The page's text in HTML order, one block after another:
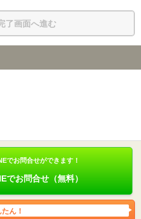
了画面へ進む
でお問合せができます！
でお問合せ（無料）
ん！